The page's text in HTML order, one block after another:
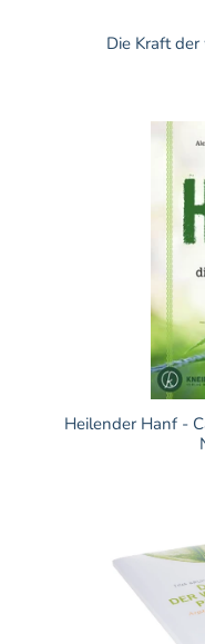
Die Kraft
Heilender Hanf -